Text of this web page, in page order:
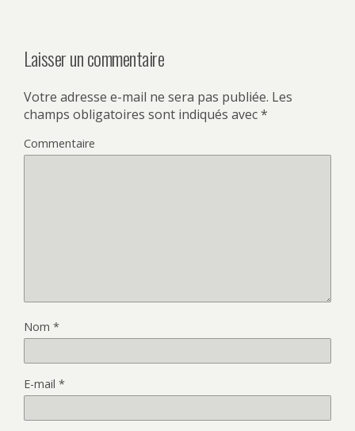
Laisser un commentaire
Votre adresse e-mail ne sera pas publiée. Les
champs obligatoires sont indiqués avec*
Commentaire
Nom *
E-mail *